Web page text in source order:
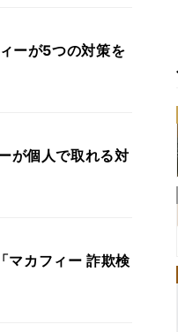
ーが5つの対策を
が個人で取れる対
マカフィー 詐欺検